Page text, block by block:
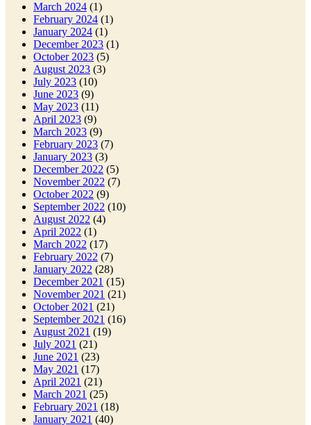
March 2024 (1)
February 2024 (1)
January 2024 (1)
December 2023 (1)
October 2023 (5)
August 2023 (3)
July 2023 (10)
June 2023 (9)
May 2023 (11)
April 2023 (9)
March 2023 (9)
February 2023 (7)
January 2023 (3)
December 2022 (5)
November 2022 (7)
October 2022 (9)
September 2022 (10)
August 2022 (4)
April 2022 (1)
March 2022 (17)
February 2022 (7)
January 2022 (28)
December 2021 (15)
November 2021 (21)
October 2021 (21)
September 2021 (16)
August 2021 (19)
July 2021 (21)
June 2021 (23)
May 2021 (17)
April 2021 (21)
March 2021 (25)
February 2021 (18)
January 2021 (40)